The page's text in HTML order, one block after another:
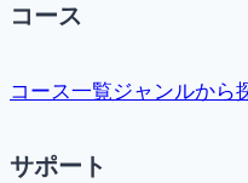
コース
コース一覧ジャンルから
サポート